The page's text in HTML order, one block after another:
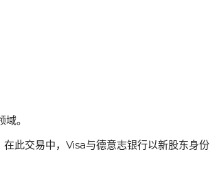
。
此交易中，Visa与德意志银行以新股东身份